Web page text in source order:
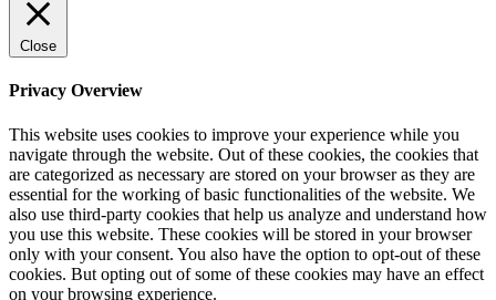
Close
Privacy Overview
This website uses cookies to improve your experience while you
navigate through the website. Out of these cookies, the cookies that
are categorized as necessary are stored on your browser as they are
essential for the working of basic functionalities of the website. We
also use third-party cookies that help us analyze and understand how
you use this website. These cookies will be stored in your browser
only with your consent. You also have the option to opt-out of these
cookies. But opting out of some of these cookies may have an effect
on your browsing experience.